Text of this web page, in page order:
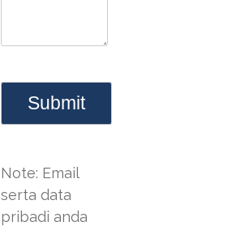
Note: Email
serta data
pribadi anda